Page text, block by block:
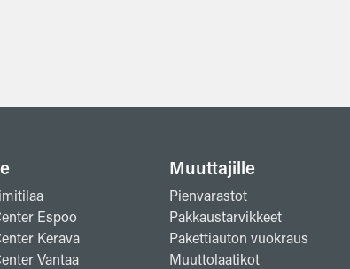
Espoo
Kerava
Vantaa
Muuttajille
Pienvarastot
Pakkaustarvikkeet
Pakettiauton vuokraus
Muuttolaatikot